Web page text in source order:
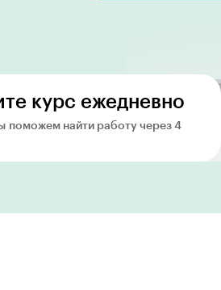
курс ежедневно
поможем найти работу через 4